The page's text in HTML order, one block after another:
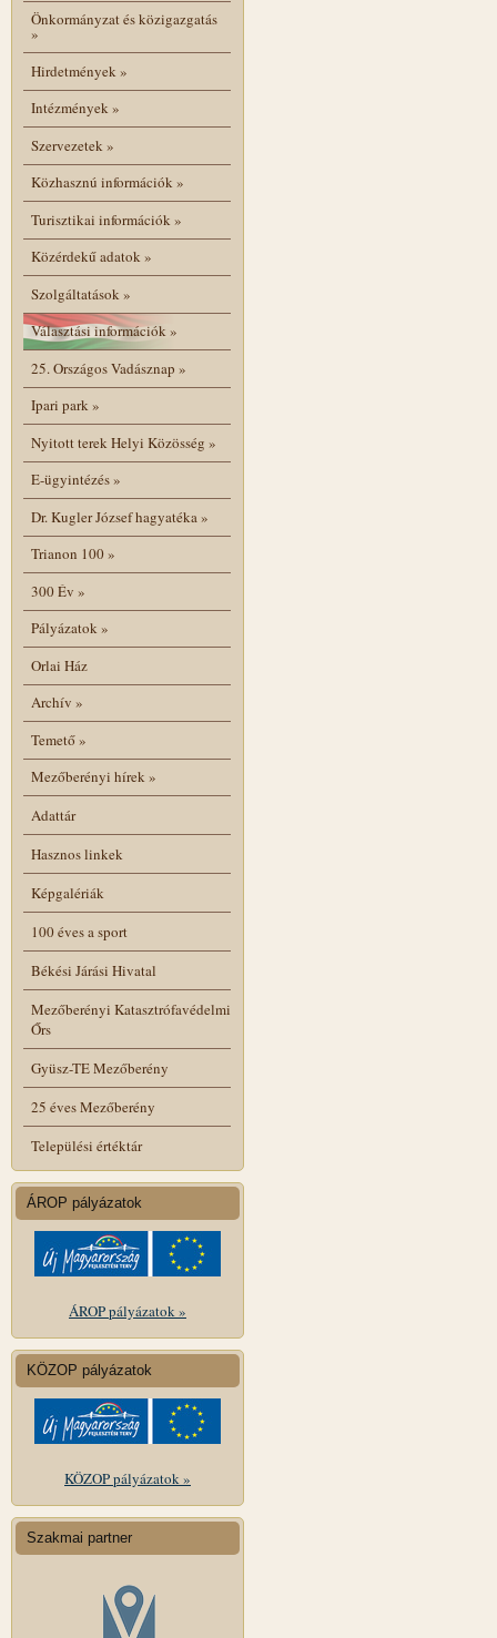
Önkormányzat és közigazgatás
»
Hirdetmények»
Intézmények»
Szervezetek»
Közhasznú információk»
Turisztikai információk»
Közérdekű adatok»
Szolgáltatások»
Választási információk»
25. Országos Vadásznap »
Ipari park»
Nyitott terek Helyi Közösség »
E-ügyintézés»
Dr. Kugler József hagyatéka»
Trianon 100»
300 Év »
Pályázatok»
Orlai Ház
Archív »
Temető»
Mezőberényi hírek»
Adattár
Hasznos linkek
Képgalériák
100 éves a sport
Békési Járási Hivatal
Mezőberényi Katasztrófavédelmi
Őrs
Gyüsz-TE Mezőberény
25 éves Mezőberény
Települési értéktár
ÁROP pályázatok
ÁROP pályázatok »
KÖZOP pályázatok
KÖZOP pályázatok »
Szakmai partner